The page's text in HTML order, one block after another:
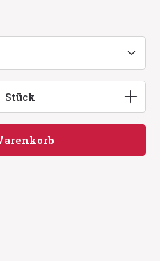
gewünschten Wert
Stück